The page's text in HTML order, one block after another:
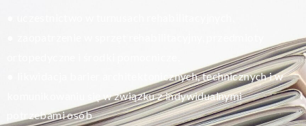
likwidacja barier architektonicznych, technicznych i w
komunikowaniu się w związku z indywidualnymi
potrzebami osób